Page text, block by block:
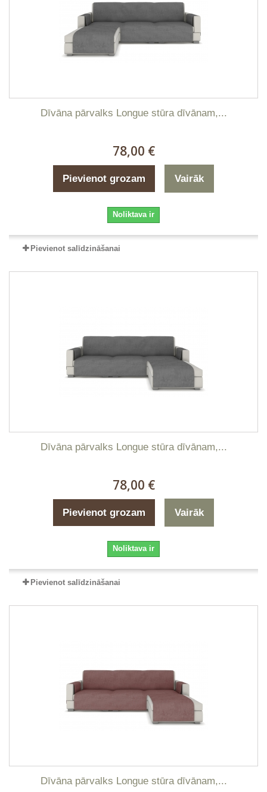
Dīvāna pārvalks Longue stūra dīvānam,...
78,00 €
Pievienot grozam Vairāk
Noliktava ir
Pievienot salīdzināšanai
Dīvāna pārvalks Longue stūra dīvānam,...
78,00 €
Pievienot grozam Vairāk
Noliktava ir
Pievienot salīdzināšanai
Dīvāna pārvalks Longue stūra dīvānam,...